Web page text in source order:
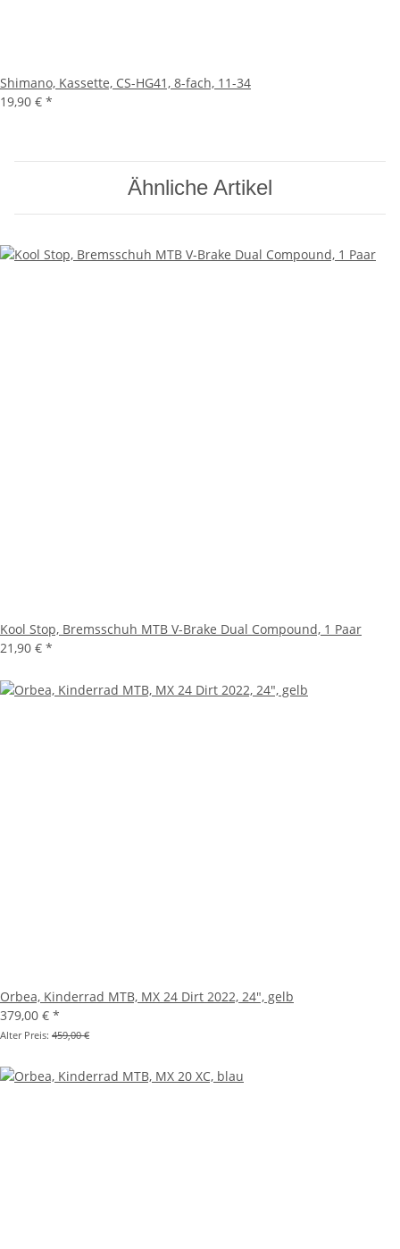
Shimano, Kassette, CS-HG41, 8-fach, 11-34
19,90 € *
Ähnliche Artikel
Kool Stop, Bremsschuh MTB V-Brake Dual Compound, 1 Paar
21,90 € *
Orbea, Kinderrad MTB, MX 24 Dirt 2022, 24", gelb
379,00 € *
Alter Preis: 459,00 €